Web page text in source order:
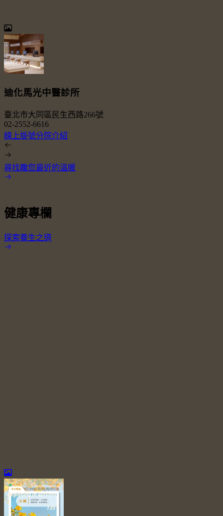
迪化馬光中醫診所
臺北市大同區民生西路266號
02-2552-6616
線上掛號分院介紹
尋找離您最近的溫暖
健康專欄
探索養生之道